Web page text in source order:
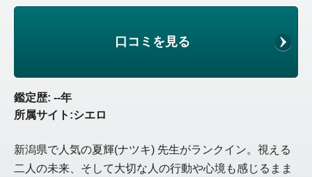
口コミを見る
鑑定歴: --年
所属サイト:シエロ
新潟県で人気の夏輝(ナツキ) 先生がランクイン。視える
二人の未来、そして大切な人の行動や心境も感じるまま